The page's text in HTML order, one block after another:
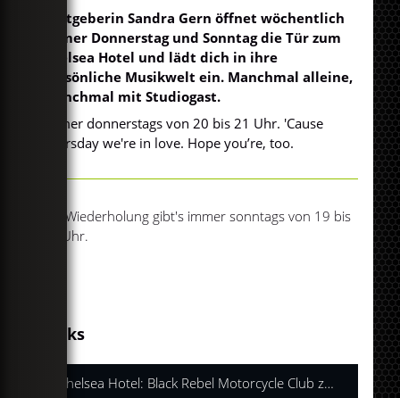
Gastgeberin Sandra Gern öffnet wöchentlich
immer Donnerstag und Sonntag die Tür zum
Chelsea Hotel und lädt dich in ihre
persönliche Musikwelt ein. Manchmal alleine,
manchmal mit Studiogast.
Immer donnerstags von 20 bis 21 Uhr. 'Cause
Thursday we're in love. Hope you’re, too.
Die Wiederholung gibt's immer sonntags von 19 bis
20 Uhr.
Links
Chelsea Hotel: Black Rebel Motorcycle Club zu Gast bei Sandra